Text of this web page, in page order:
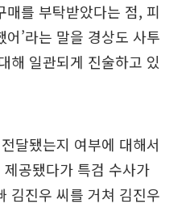
를 부탁받았다는 점, 피
어’라는 말을 경상도 사투
해 일관되게 진술하고 있
달됐는지 여부에 대해서
공됐다가 특검 수사가
김진우 씨를 거쳐 김진우